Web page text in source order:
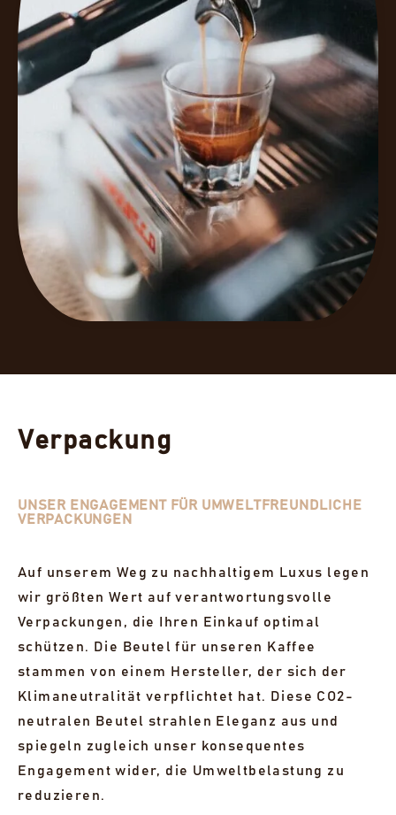
Verpackung
UNSER ENGAGEMENT FÜR UMWELTFREUNDLICHE
VERPACKUNGEN
Auf unserem Weg zu nachhaltigem Luxus legen
wir größten Wert auf verantwortungsvolle
Verpackungen, die Ihren Einkauf optimal
schützen. Die Beutel für unseren Kaffee
stammen von einem Hersteller, der sich der
Klimaneutralität verpflichtet hat. Diese CO2-
neutralen Beutel strahlen Eleganz aus und
spiegeln zugleich unser konsequentes
Engagement wider, die Umweltbelastung zu
reduzieren.